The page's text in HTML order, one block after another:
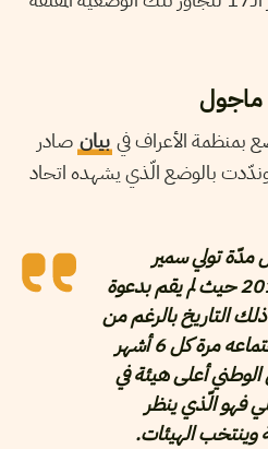
بمنظمة الأعراف في بيان صادر
في 29 ديسمبر 2021، وندّدت بالوضع الّذي يشهده اتحاد
تولي سمير
ماجول للرئاسة في جانفي 2018 حيث لم يقم بدعوة
التاريخ بالرغم من
أن النظام الأساسي يفرض اجتماعه مرة كل 6 أشهر
أعلى هيئة في
فهو الّذي ينظر
وينتخب الهيئات.